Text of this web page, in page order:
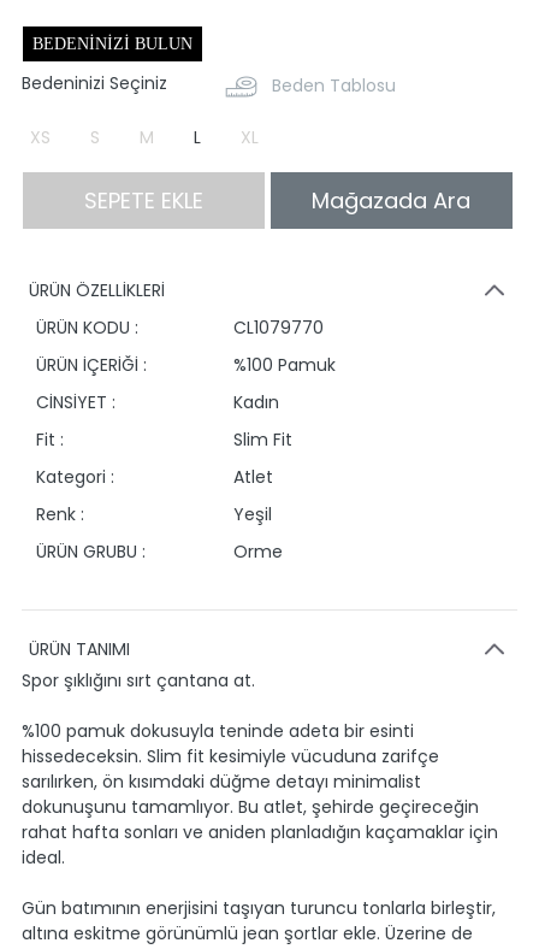
BEDENINIZI BULUN
Bedeninizi Seçiniz Beden Tablosu
XS S M L XL
SEPETE EKLE Mağazada Ara
ÜRÜN ÖZELLİKLERİ
ÜRÜN KODU :
CL1079770
ÜRÜN İÇERİĞİ :
%100 Pamuk
CİNSİYET :
Kadın
Fit :
Slim Fit
Kategori :
Atlet
Renk :
Yeşil
ÜRÜN GRUBU :
Orme
ÜRÜN TANIMI
Spor şıklığını sırt çantana at.
%100 pamuk dokusuyla teninde adeta bir esinti
hissedeceksin. Slim fit kesimiyle vücuduna zarifçe
sarılırken, ön kısımdaki düğme detayı minimalist
dokunuşunu tamamlıyor. Bu atlet, şehirde geçireceğin
rahat hafta sonları ve aniden planladığın kaçamaklar için
ideal.
Gün batımının enerjisini taşıyan turuncu tonlarla birleştir,
altına eskitme görünümlü jean şortlar ekle. Üzerine de